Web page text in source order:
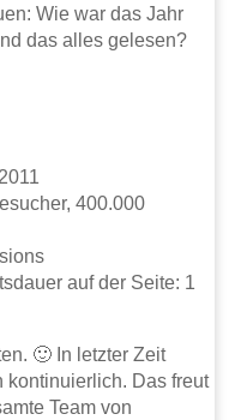
Wie war das Jahr
das alles gelesen?
400.000
auf der Seite: 1
🙂 In letzter Zeit
kontinuierlich. Das freut
Team von